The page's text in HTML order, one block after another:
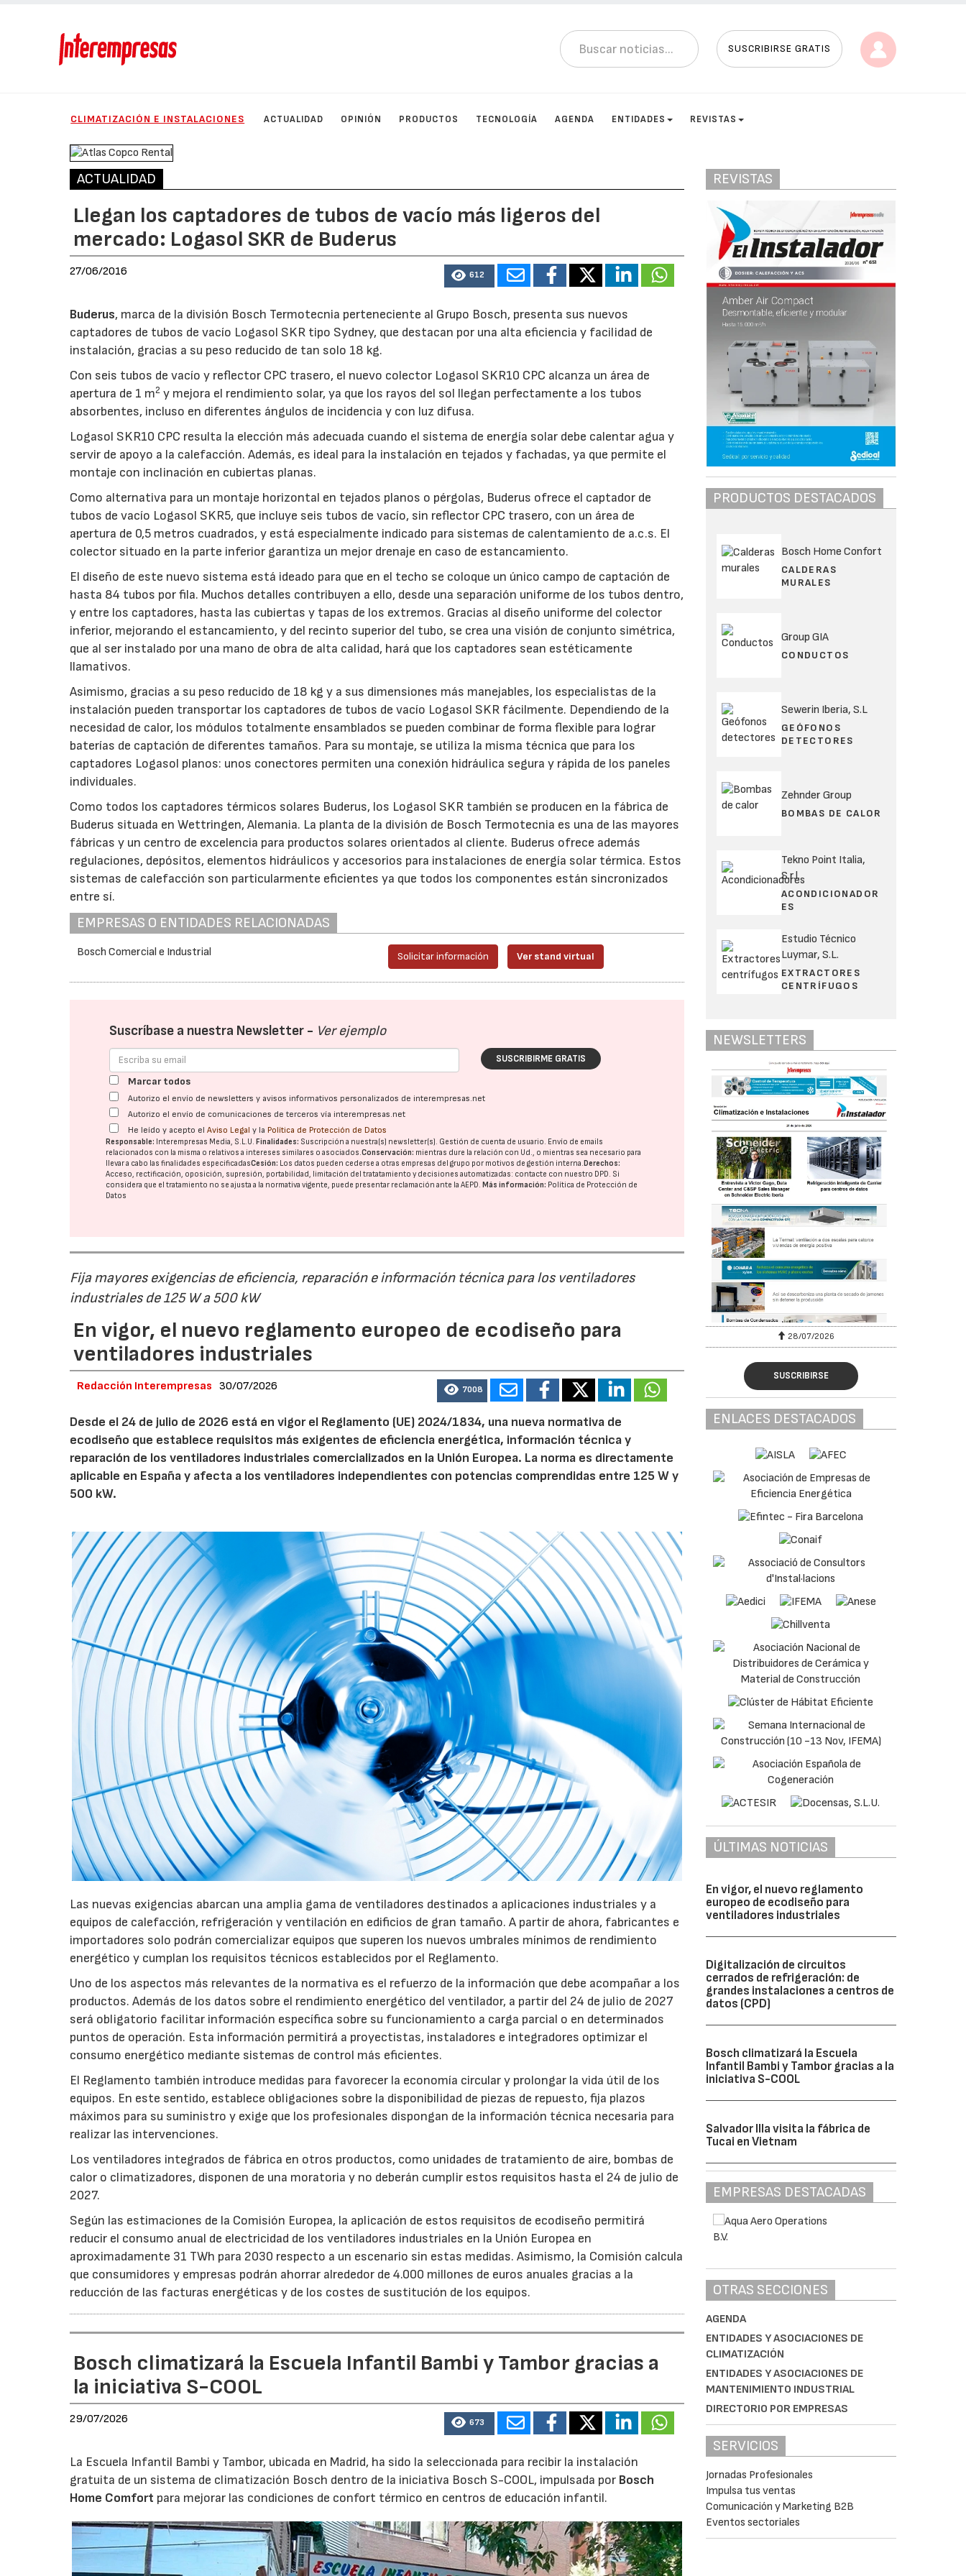
SUSCRIBIRSE GRATIS
CLIMATIZACIÓN E INSTALACIONES ACTUALIDAD OPINIÓN PRODUCTOS TECNOLOGÍA AGENDA ENTIDADES REVISTAS
ACTUALIDAD
Llegan los captadores de tubos de vacío más ligeros del
mercado: Logasol SKR de Buderus
27/06/2016 612
Buderus, marca de la división Bosch Termotecnia perteneciente al Grupo Bosch, presenta sus nuevos
captadores de tubos de vacío Logasol SKR tipo Sydney, que destacan por una alta eficiencia y facilidad de
instalación, gracias a su peso reducido de tan solo 18 kg.
Con seis tubos de vacío y reflector CPC trasero, el nuevo colector Logasol SKR10 CPC alcanza un área de
apertura de 1 m2 y mejora el rendimiento solar, ya que los rayos del sol llegan perfectamente a los tubos
absorbentes, incluso en diferentes ángulos de incidencia y con luz difusa.
Logasol SKR10 CPC resulta la elección más adecuada cuando el sistema de energía solar debe calentar agua y
servir de apoyo a la calefacción. Además, es ideal para la instalación en tejados y fachadas, ya que permite el
montaje con inclinación en cubiertas planas.
Como alternativa para un montaje horizontal en tejados planos o pérgolas, Buderus ofrece el captador de
tubos de vacío Logasol SKR5, que incluye seis tubos de vacío, sin reflector CPC trasero, con un área de
apertura de 0,5 metros cuadrados, y está especialmente indicado para sistemas de calentamiento de a.c.s. El
colector situado en la parte inferior garantiza un mejor drenaje en caso de estancamiento.
El diseño de este nuevo sistema está ideado para que en el techo se coloque un único campo de captación de
hasta 84 tubos por fila. Muchos detalles contribuyen a ello, desde una separación uniforme de los tubos dentro,
y entre los captadores, hasta las cubiertas y tapas de los extremos. Gracias al diseño uniforme del colector
inferior, mejorando el estancamiento, y del recinto superior del tubo, se crea una visión de conjunto simétrica,
que al ser instalado por una mano de obra de alta calidad, hará que los captadores sean estéticamente
llamativos.
Asimismo, gracias a su peso reducido de 18 kg y a sus dimensiones más manejables, los especialistas de la
instalación pueden transportar los captadores de tubos de vacío Logasol SKR fácilmente. Dependiendo de la
necesidad de calor, los módulos totalmente ensamblados se pueden combinar de forma flexible para lograr
baterías de captación de diferentes tamaños. Para su montaje, se utiliza la misma técnica que para los
captadores Logasol planos: unos conectores permiten una conexión hidráulica segura y rápida de los paneles
individuales.
Como todos los captadores térmicos solares Buderus, los Logasol SKR también se producen en la fábrica de
Buderus situada en Wettringen, Alemania. La planta de la división de Bosch Termotecnia es una de las mayores
fábricas y un centro de excelencia para productos solares orientados al cliente. Buderus ofrece además
regulaciones, depósitos, elementos hidráulicos y accesorios para instalaciones de energía solar térmica. Estos
sistemas de calefacción son particularmente eficientes ya que todos los componentes están sincronizados
entre sí.
EMPRESAS O ENTIDADES RELACIONADAS
Bosch Comercial e Industrial Solicitar información Ver stand virtual
Suscríbase a nuestra Newsletter - Ver ejemplo
SUSCRIBIRME GRATIS
Marcar todos
Autorizo el envío de newsletters y avisos informativos personalizados de interempresas.net
Autorizo el envío de comunicaciones de terceros vía interempresas.net
He leído y acepto elAviso Legal y la Política de Protección de Datos
Responsable: Interempresas Media, S.L.U.Finalidades: Suscripción a nuestra(s) newsletter(s). Gestión de cuenta de usuario. Envío de emails
relacionados con la misma o relativos a intereses similares o asociados.Conservación: mientras dure la relación con Ud., o mientras sea necesario para
llevar a cabo las finalidades especificadasCesión: Los datos pueden cederse a otras empresas del grupo por motivos de gestión interna.Derechos:
Acceso, rectificación, oposición, supresión, portabilidad, limitación del tratatamiento y decisiones automatizadas: contacte con nuestro DPD. Si
considera que el tratamiento no se ajusta a la normativa vigente, puede presentar reclamación ante laAEPD.Más información: Política de Protección de
Datos
Fija mayores exigencias de eficiencia, reparación e información técnica para los ventiladores
industriales de 125 W a 500 kW
En vigor, el nuevo reglamento europeo de ecodiseño para
ventiladores industriales
Redacción Interempresas 30/07/2026 7008
Desde el 24 de julio de 2026 está en vigor el Reglamento (UE) 2024/1834, una nueva normativa de
ecodiseño que establece requisitos más exigentes de eficiencia energética, información técnica y
reparación de los ventiladores industriales comercializados en la Unión Europea. La norma es directamente
aplicable en España y afecta a los ventiladores independientes con potencias comprendidas entre 125 W y
500 kW.
Las nuevas exigencias abarcan una amplia gama de ventiladores destinados a aplicaciones industriales y a
equipos de calefacción, refrigeración y ventilación en edificios de gran tamaño. A partir de ahora, fabricantes e
importadores solo podrán comercializar equipos que superen los nuevos umbrales mínimos de rendimiento
energético y cumplan los requisitos técnicos establecidos por el Reglamento.
Uno de los aspectos más relevantes de la normativa es el refuerzo de la información que debe acompañar a los
productos. Además de los datos sobre el rendimiento energético del ventilador, a partir del 24 de julio de 2027
será obligatorio facilitar información específica sobre su funcionamiento a carga parcial o en determinados
puntos de operación. Esta información permitirá a proyectistas, instaladores e integradores optimizar el
consumo energético mediante sistemas de control más eficientes.
El Reglamento también introduce medidas para favorecer la economía circular y prolongar la vida útil de los
equipos. En este sentido, establece obligaciones sobre la disponibilidad de piezas de repuesto, fija plazos
máximos para su suministro y exige que los profesionales dispongan de la información técnica necesaria para
realizar las intervenciones.
Los ventiladores integrados de fábrica en otros productos, como unidades de tratamiento de aire, bombas de
calor o climatizadores, disponen de una moratoria y no deberán cumplir estos requisitos hasta el 24 de julio de
2027.
Según las estimaciones de la Comisión Europea, la aplicación de estos requisitos de ecodiseño permitirá
reducir el consumo anual de electricidad de los ventiladores industriales en la Unión Europea en
aproximadamente 31 TWh para 2030 respecto a un escenario sin estas medidas. Asimismo, la Comisión calcula
que consumidores y empresas podrán ahorrar alrededor de 4.000 millones de euros anuales gracias a la
reducción de las facturas energéticas y de los costes de sustitución de los equipos.
Bosch climatizará la Escuela Infantil Bambi y Tambor gracias a
la iniciativa S-COOL
29/07/2026 673
La Escuela Infantil Bambi y Tambor, ubicada en Madrid, ha sido la seleccionada para recibir la instalación
gratuita de un sistema de climatización Bosch dentro de la iniciativa Bosch S-COOL, impulsada por Bosch
Home Comfort para mejorar las condiciones de confort térmico en centros de educación infantil.
REVISTAS
PRODUCTOS DESTACADOS
Bosch Home Confort
CALDERAS
MURALES
Group GIA
CONDUCTOS
Sewerin Iberia, S.L
GEÓFONOS
DETECTORES
Zehnder Group
BOMBAS DE CALOR
Tekno Point Italia,
S.r.l.
ACONDICIONADOR
ES
Estudio Técnico
Luymar, S.L.
EXTRACTORES
CENTRÍFUGOS
NEWSLETTERS
28/07/2026 30/07/2026 28/07/2026
SUSCRIBIRSE
ENLACES DESTACADOS
ÚLTIMAS NOTICIAS
En vigor, el nuevo reglamento
europeo de ecodiseño para
ventiladores industriales
Digitalización de circuitos
cerrados de refrigeración: de
grandes instalaciones a centros de
datos (CPD)
Bosch climatizará la Escuela
Infantil Bambi y Tambor gracias a la
iniciativa S-COOL
Salvador Illa visita la fábrica de
Tucai en Vietnam
EMPRESAS DESTACADAS
OTRAS SECCIONES
AGENDA
ENTIDADES Y ASOCIACIONES DE
CLIMATIZACIÓN
ENTIDADES Y ASOCIACIONES DE
MANTENIMIENTO INDUSTRIAL
DIRECTORIO POR EMPRESAS
SERVICIOS
Jornadas Profesionales
Impulsa tus ventas
Comunicación y Marketing B2B
Eventos sectoriales